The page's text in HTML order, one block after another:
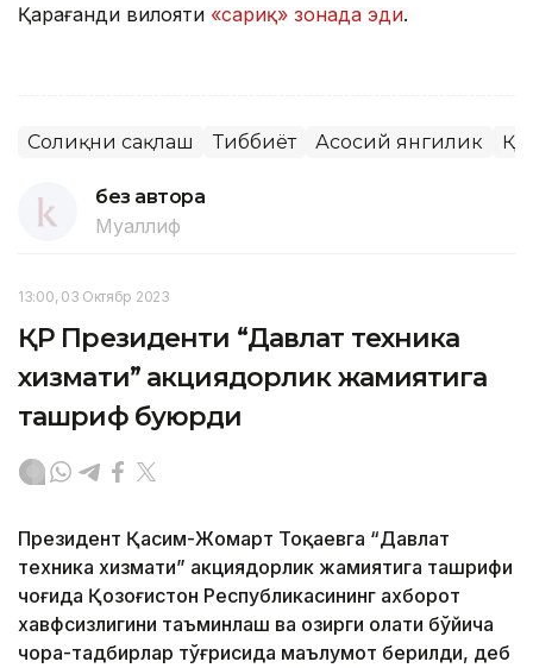
Қарағанди вилояти «сариқ» зонада эди.
Соғлиқни сақлаш Тиббиёт Асосий янгилик ҚР
без автора
Муаллиф
13:00, 03 Октябр 2023
ҚР Президенти “Давлат техника
хизмати” акциядорлик жамиятига
ташриф буюрди
Президент Қасим-Жомарт Тоқаевга “Давлат
техника хизмати” акциядорлик жамиятига ташрифи
чоғида Қозоғистон Республикасининг ахборот
хавфсизлигини таъминлаш ва ҳозирги ҳолати бўйича
чора-тадбирлар тўғрисида маълумот берилди, деб